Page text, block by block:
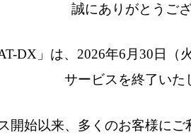
誠にありがとうござ
AT-DX」は、2026年6月30日（
サービスを終了いた
開始以来、多くのお客様にご